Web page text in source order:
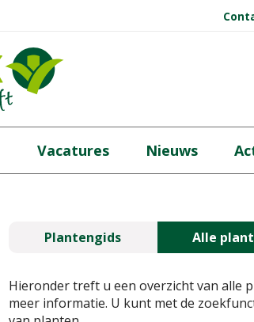
Vacatures Nieuws
Plantengids Alle
Hieronder treft u een overzicht van alle
meer informatie. U kunt met de